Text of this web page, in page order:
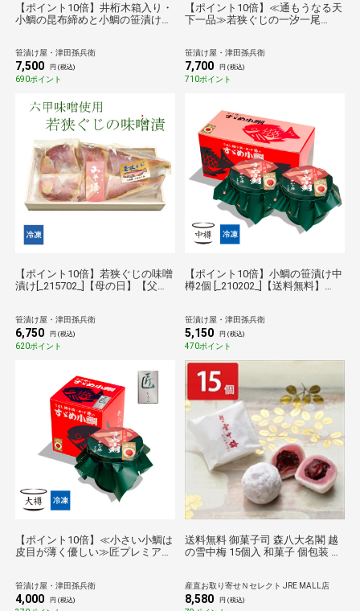
【ポイント10倍】井桁木箱入り・
小鯛の昆布締めと小鯛の笹漬け食
【敬老の日】【お歳暮】
笹漬け屋・津田孫兵衛
7,500 円 (税込)
690ポイント
【ポイント10倍】≪通もうなる天
下一品≫若狭ぐじの一汐一尾
暮】
笹漬け屋・津田孫兵衛
7,700 円 (税込)
710ポイント
【ポイント10倍】若狭ぐじの味噌
漬け[_215702_]【母の日】【父の
笹漬け屋・津田孫兵衛
6,750 円 (税込)
620ポイント
【ポイント10倍】小鯛の笹漬け中
樽2個 [_210202_]【送料無料】
笹漬け屋・津田孫兵衛
5,150 円 (税込)
470ポイント
【ポイント10倍】≪小さい小鯛は
皮目が薄く優しい≫匠プレミアム
【敬老の日】【お歳暮】
笹漬け屋・津田孫兵衛
4,000 円 (税込)
送料無料 御菓子司 森八大名閣 越
の雪中梅 15個入 和菓子 個包装 菓
産直お取り寄せＮセレクト JRE MALL店
8,580 円 (税込)